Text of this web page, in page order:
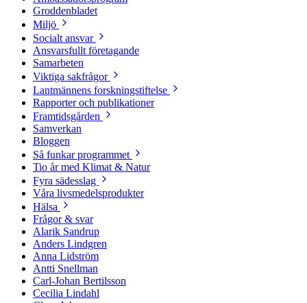
Groddenbladet
Miljö
Socialt ansvar
Ansvarsfullt företagande
Samarbeten
Viktiga sakfrågor
Lantmännens forskningstiftelse
Rapporter och publikationer
Framtidsgården
Samverkan
Bloggen
Så funkar programmet
Tio år med Klimat & Natur
Fyra sädesslag
Våra livsmedelsprodukter
Hälsa
Frågor & svar
Alarik Sandrup
Anders Lindgren
Anna Lidström
Antti Snellman
Carl-Johan Bertilsson
Cecilia Lindahl